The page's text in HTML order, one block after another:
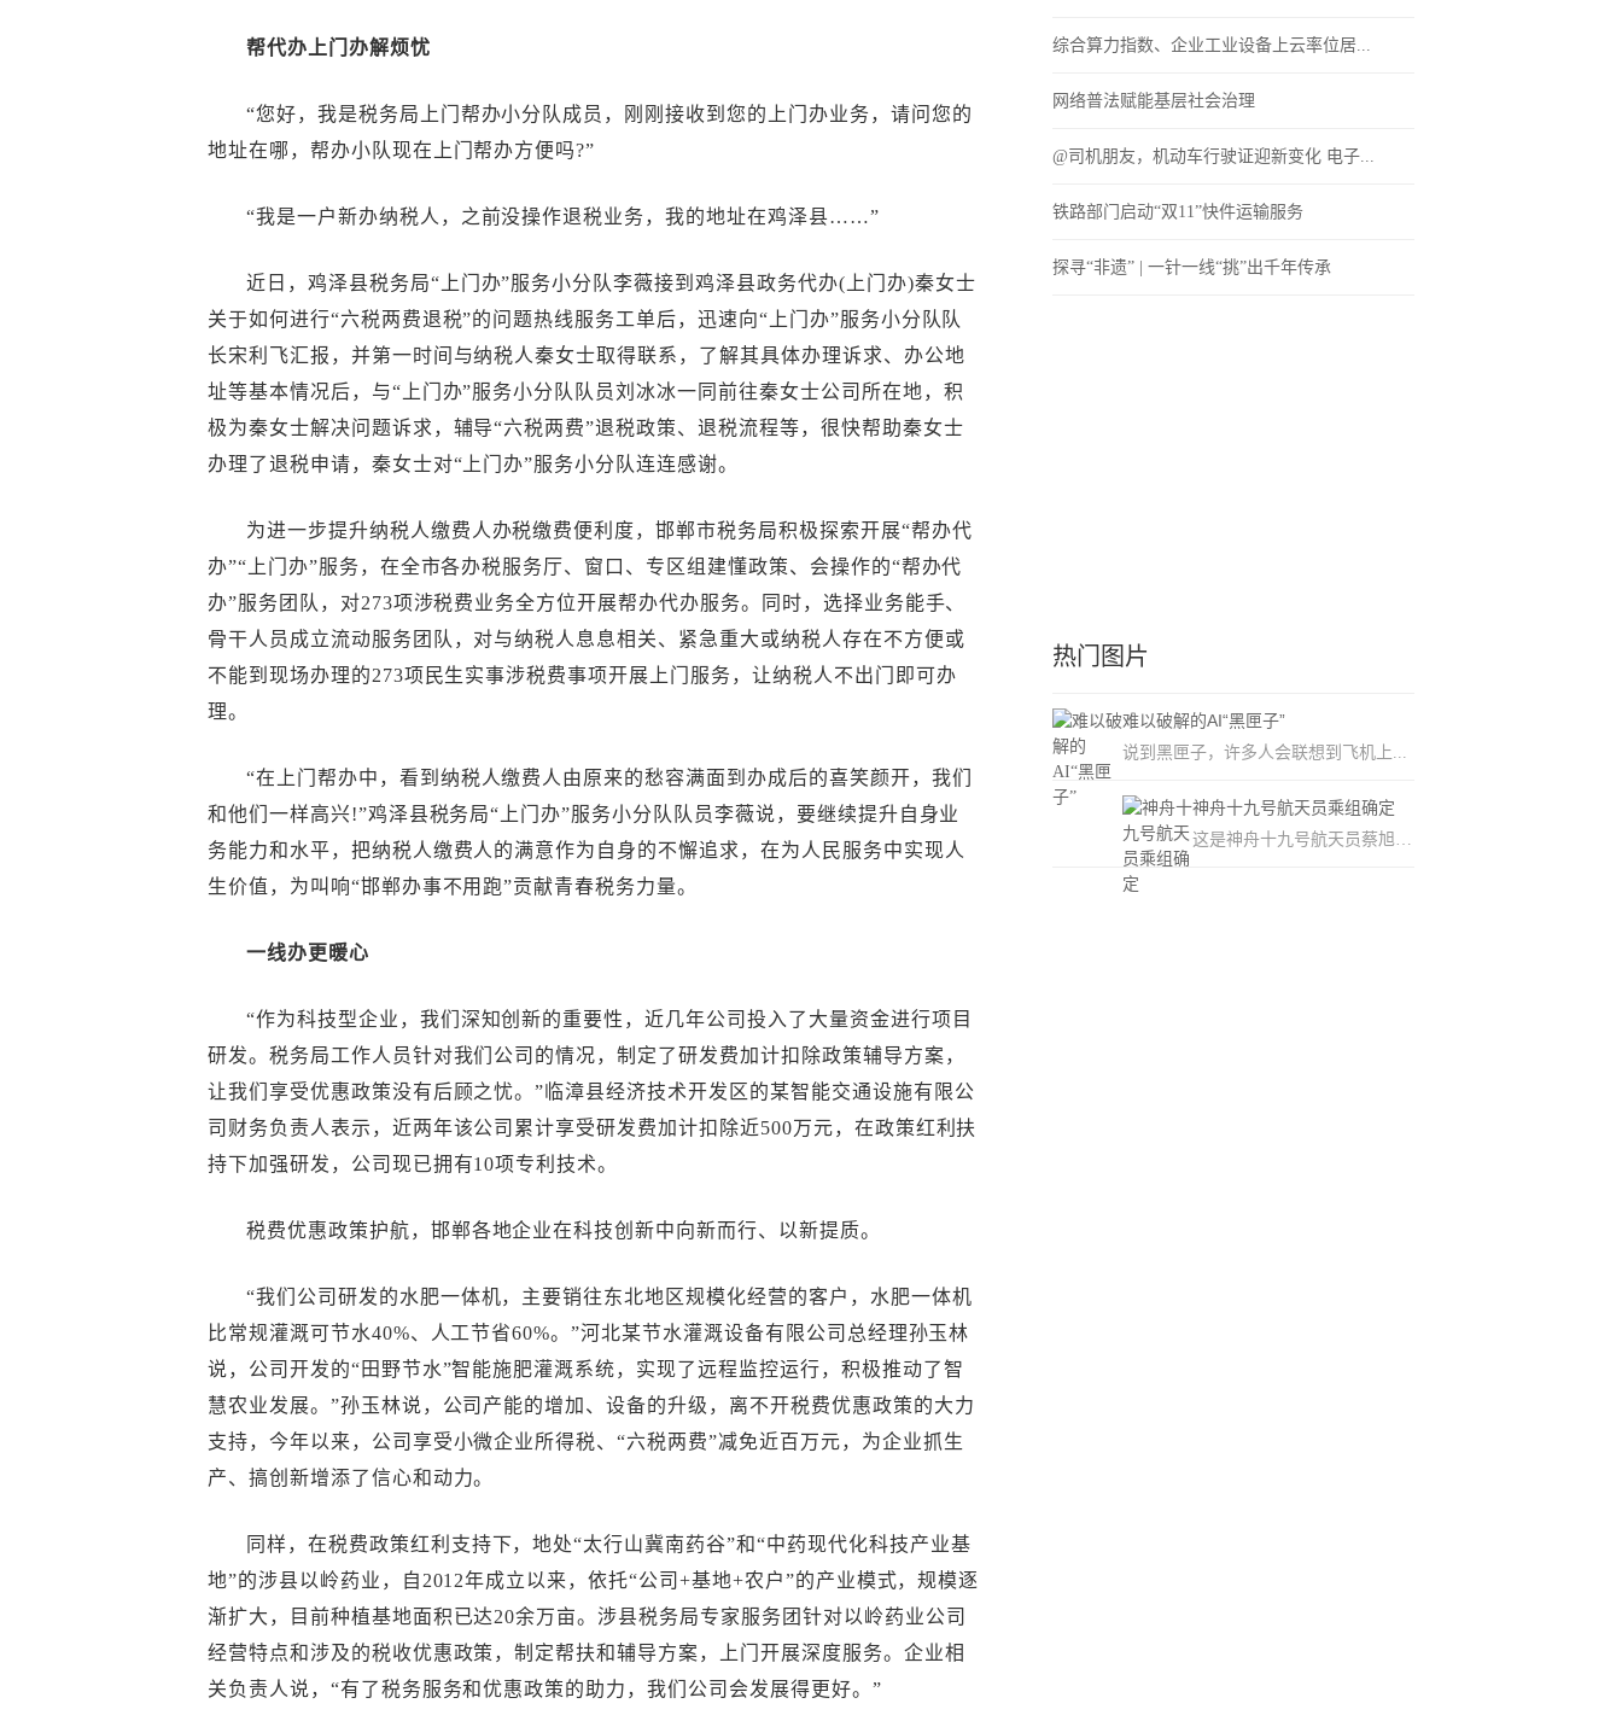
帮代办上门办解烦忧
“您好，我是税务局上门帮办小分队成员，刚刚接收到您的上门办业务，请问您的
地址在哪，帮办小队现在上门帮办方便吗?”
“我是一户新办纳税人，之前没操作退税业务，我的地址在鸡泽县……”
近日，鸡泽县税务局“上门办”服务小分队李薇接到鸡泽县政务代办(上门办)秦女士
关于如何进行“六税两费退税”的问题热线服务工单后，迅速向“上门办”服务小分队队
长宋利飞汇报，并第一时间与纳税人秦女士取得联系，了解其具体办理诉求、办公地
址等基本情况后，与“上门办”服务小分队队员刘冰冰一同前往秦女士公司所在地，积
极为秦女士解决问题诉求，辅导“六税两费”退税政策、退税流程等，很快帮助秦女士
办理了退税申请，秦女士对“上门办”服务小分队连连感谢。
为进一步提升纳税人缴费人办税缴费便利度，邯郸市税务局积极探索开展“帮办代
办”“上门办”服务，在全市各办税服务厅、窗口、专区组建懂政策、会操作的“帮办代
办”服务团队，对273项涉税费业务全方位开展帮办代办服务。同时，选择业务能手、
骨干人员成立流动服务团队，对与纳税人息息相关、紧急重大或纳税人存在不方便或
不能到现场办理的273项民生实事涉税费事项开展上门服务，让纳税人不出门即可办
理。
“在上门帮办中，看到纳税人缴费人由原来的愁容满面到办成后的喜笑颜开，我们
和他们一样高兴!”鸡泽县税务局“上门办”服务小分队队员李薇说，要继续提升自身业
务能力和水平，把纳税人缴费人的满意作为自身的不懈追求，在为人民服务中实现人
生价值，为叫响“邯郸办事不用跑”贡献青春税务力量。
一线办更暖心
“作为科技型企业，我们深知创新的重要性，近几年公司投入了大量资金进行项目
研发。税务局工作人员针对我们公司的情况，制定了研发费加计扣除政策辅导方案，
让我们享受优惠政策没有后顾之忧。”临漳县经济技术开发区的某智能交通设施有限公
司财务负责人表示，近两年该公司累计享受研发费加计扣除近500万元，在政策红利扶
持下加强研发，公司现已拥有10项专利技术。
税费优惠政策护航，邯郸各地企业在科技创新中向新而行、以新提质。
“我们公司研发的水肥一体机，主要销往东北地区规模化经营的客户，水肥一体机
比常规灌溉可节水40%、人工节省60%。”河北某节水灌溉设备有限公司总经理孙玉林
说，公司开发的“田野节水”智能施肥灌溉系统，实现了远程监控运行，积极推动了智
慧农业发展。”孙玉林说，公司产能的增加、设备的升级，离不开税费优惠政策的大力
支持，今年以来，公司享受小微企业所得税、“六税两费”减免近百万元，为企业抓生
产、搞创新增添了信心和动力。
同样，在税费政策红利支持下，地处“太行山冀南药谷”和“中药现代化科技产业基
地”的涉县以岭药业，自2012年成立以来，依托“公司+基地+农户”的产业模式，规模逐
渐扩大，目前种植基地面积已达20余万亩。涉县税务局专家服务团针对以岭药业公司
经营特点和涉及的税收优惠政策，制定帮扶和辅导方案，上门开展深度服务。企业相
关负责人说，“有了税务服务和优惠政策的助力，我们公司会发展得更好。”
综合算力指数、企业工业设备上云率位居...
网络普法赋能基层社会治理
@司机朋友，机动车行驶证迎新变化 电子...
铁路部门启动“双11”快件运输服务
探寻“非遗” | 一针一线“挑”出千年传承
热门图片
难以破解的AI“黑匣子”
说到黑匣子，许多人会联想到飞机上...
神舟十九号航天员乘组确定
这是神舟十九号航天员蔡旭哲（中）...